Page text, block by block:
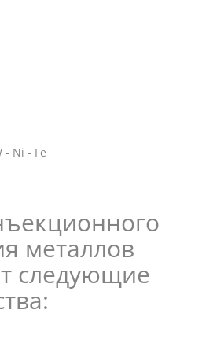
- Ni - Fe
металлов
следующие